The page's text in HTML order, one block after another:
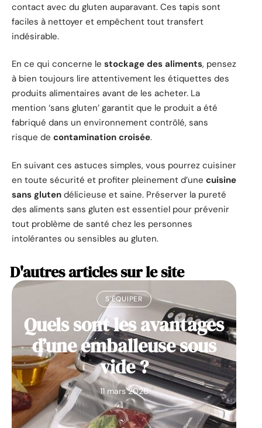
contact avec du gluten auparavant. Ces tapis sont
faciles à nettoyer et empêchent tout transfert
indésirable.
En ce qui concerne le stockage des aliments, pensez
à bien toujours lire attentivement les étiquettes des
produits alimentaires avant de les acheter. La
mention ‘sans gluten’ garantit que le produit a été
fabriqué dans un environnement contrôlé, sans
risque de contamination croisée.
En suivant ces astuces simples, vous pourrez cuisiner
en toute sécurité et profiter pleinement d’une cuisine
sans gluten délicieuse et saine. Préserver la pureté
des aliments sans gluten est essentiel pour prévenir
tout problème de santé chez les personnes
intolérantes ou sensibles au gluten.
D'autres articles sur le site
S'ÉQUIPER
Quels sont les avantages
d’une emballeuse sous
vide ?
11 mars 2026